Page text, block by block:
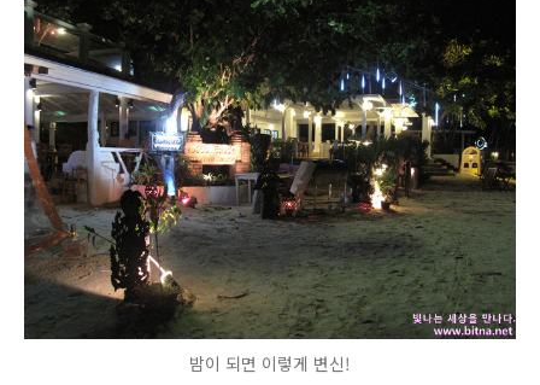
밤이 되면 이렇게 변신!